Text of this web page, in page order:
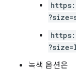
녹색 옵션은